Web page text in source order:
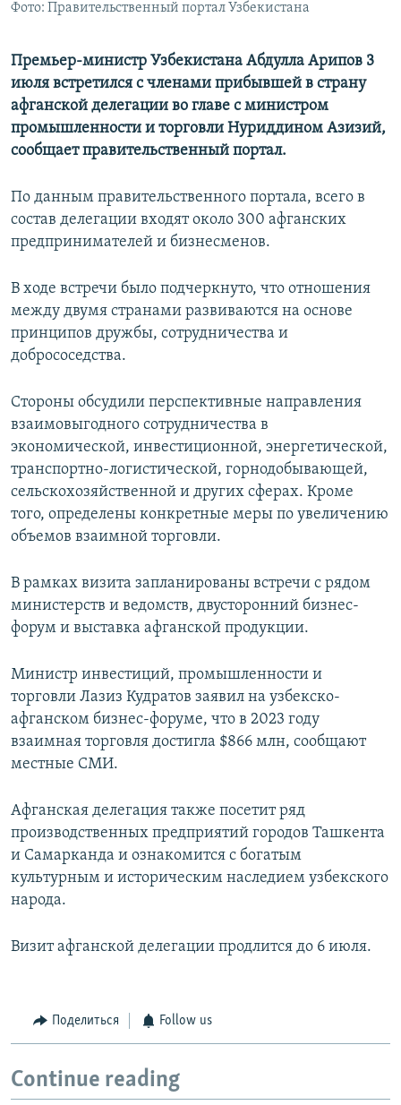
Фото: Правительственный портал Узбекистана
Премьер-министр Узбекистана Абдулла Арипов 3
июля встретился с членами прибывшей в страну
афганской делегации во главе с министром
промышленности и торговли Нуриддином Азизий,
сообщает правительственный портал.
По данным правительственного портала, всего в
состав делегации входят около 300 афганских
предпринимателей и бизнесменов.
В ходе встречи было подчеркнуто, что отношения
между двумя странами развиваются на основе
принципов дружбы, сотрудничества и
добрососедства.
Стороны обсудили перспективные направления
взаимовыгодного сотрудничества в
экономической, инвестиционной, энергетической,
транспортно-логистической, горнодобывающей,
сельскохозяйственной и других сферах. Кроме
того, определены конкретные меры по увеличению
объемов взаимной торговли.
В рамках визита запланированы встречи с рядом
министерств и ведомств, двусторонний бизнес-
форум и выставка афганской продукции.
Министр инвестиций, промышленности и
торговли Лазиз Кудратов заявил на узбекско-
афганском бизнес-форуме, что в 2023 году
взаимная торговля достигла $866 млн, сообщают
местные СМИ.
Афганская делегация также посетит ряд
производственных предприятий городов Ташкента
и Самарканда и ознакомится с богатым
культурным и историческим наследием узбекского
народа.
Визит афганской делегации продлится до 6 июля.
Поделиться Follow us
Continue reading